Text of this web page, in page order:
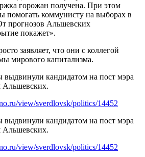
горожан получена. При этом
помогать коммунисту на выборах в
прогнозов Альшевских
покажет».
заявляет, что они с коллегой
мирового капитализма.
выдвинули кандидатом на пост мэра
Альшевских.
view/sverdlovsk/politics/14452
выдвинули кандидатом на пост мэра
Альшевских.
view/sverdlovsk/politics/14452